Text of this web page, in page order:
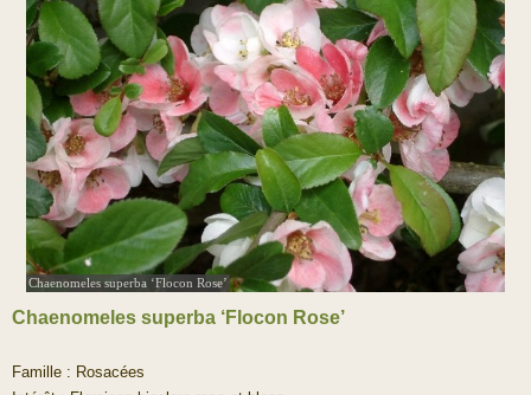
Chaenomeles superba ‘Flocon Rose’
Chaenomeles superba ‘Flocon Rose’
Famille : Rosacées